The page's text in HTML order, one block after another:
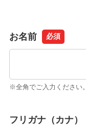
お名前 必須
※全角でご入力ください。
フリガナ（カナ）